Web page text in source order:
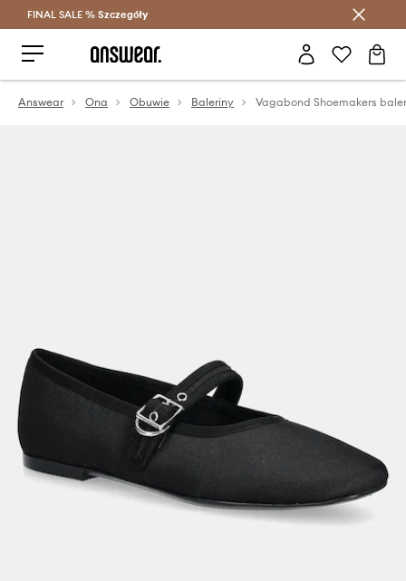
Oszczędzaj z Answear Club >
FINAL SALE % Szczegóły
Answear Ona Obuwie Baleriny